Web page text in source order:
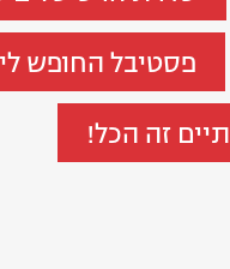
פסטיבל החופש ליצור-70
זה הכל!